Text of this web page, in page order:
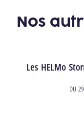
Nos
Les HELMo
DU